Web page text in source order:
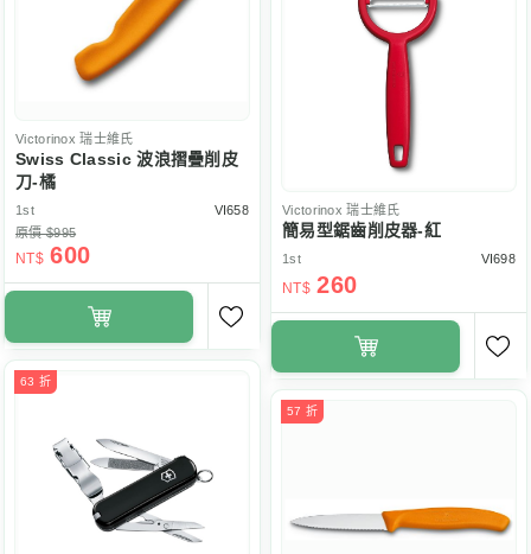
Victorinox 瑞士維氏
Swiss Classic 波浪摺疊削皮
刀-橘
1st
VI658
原價 $995
NT$ 600
Victorinox 瑞士維氏
簡易型鋸齒削皮器-紅
1st VI698
NT$ 260
63 折
57 折